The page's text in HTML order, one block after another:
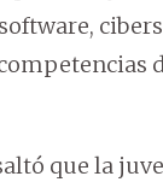
que la